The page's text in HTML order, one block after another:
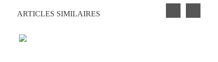
ARTICLES SIMILAIRES